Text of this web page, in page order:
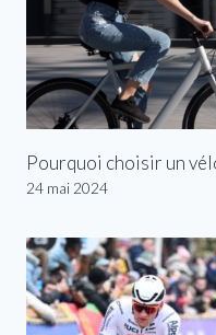
Pourquoi choisir un
24 mai 2024